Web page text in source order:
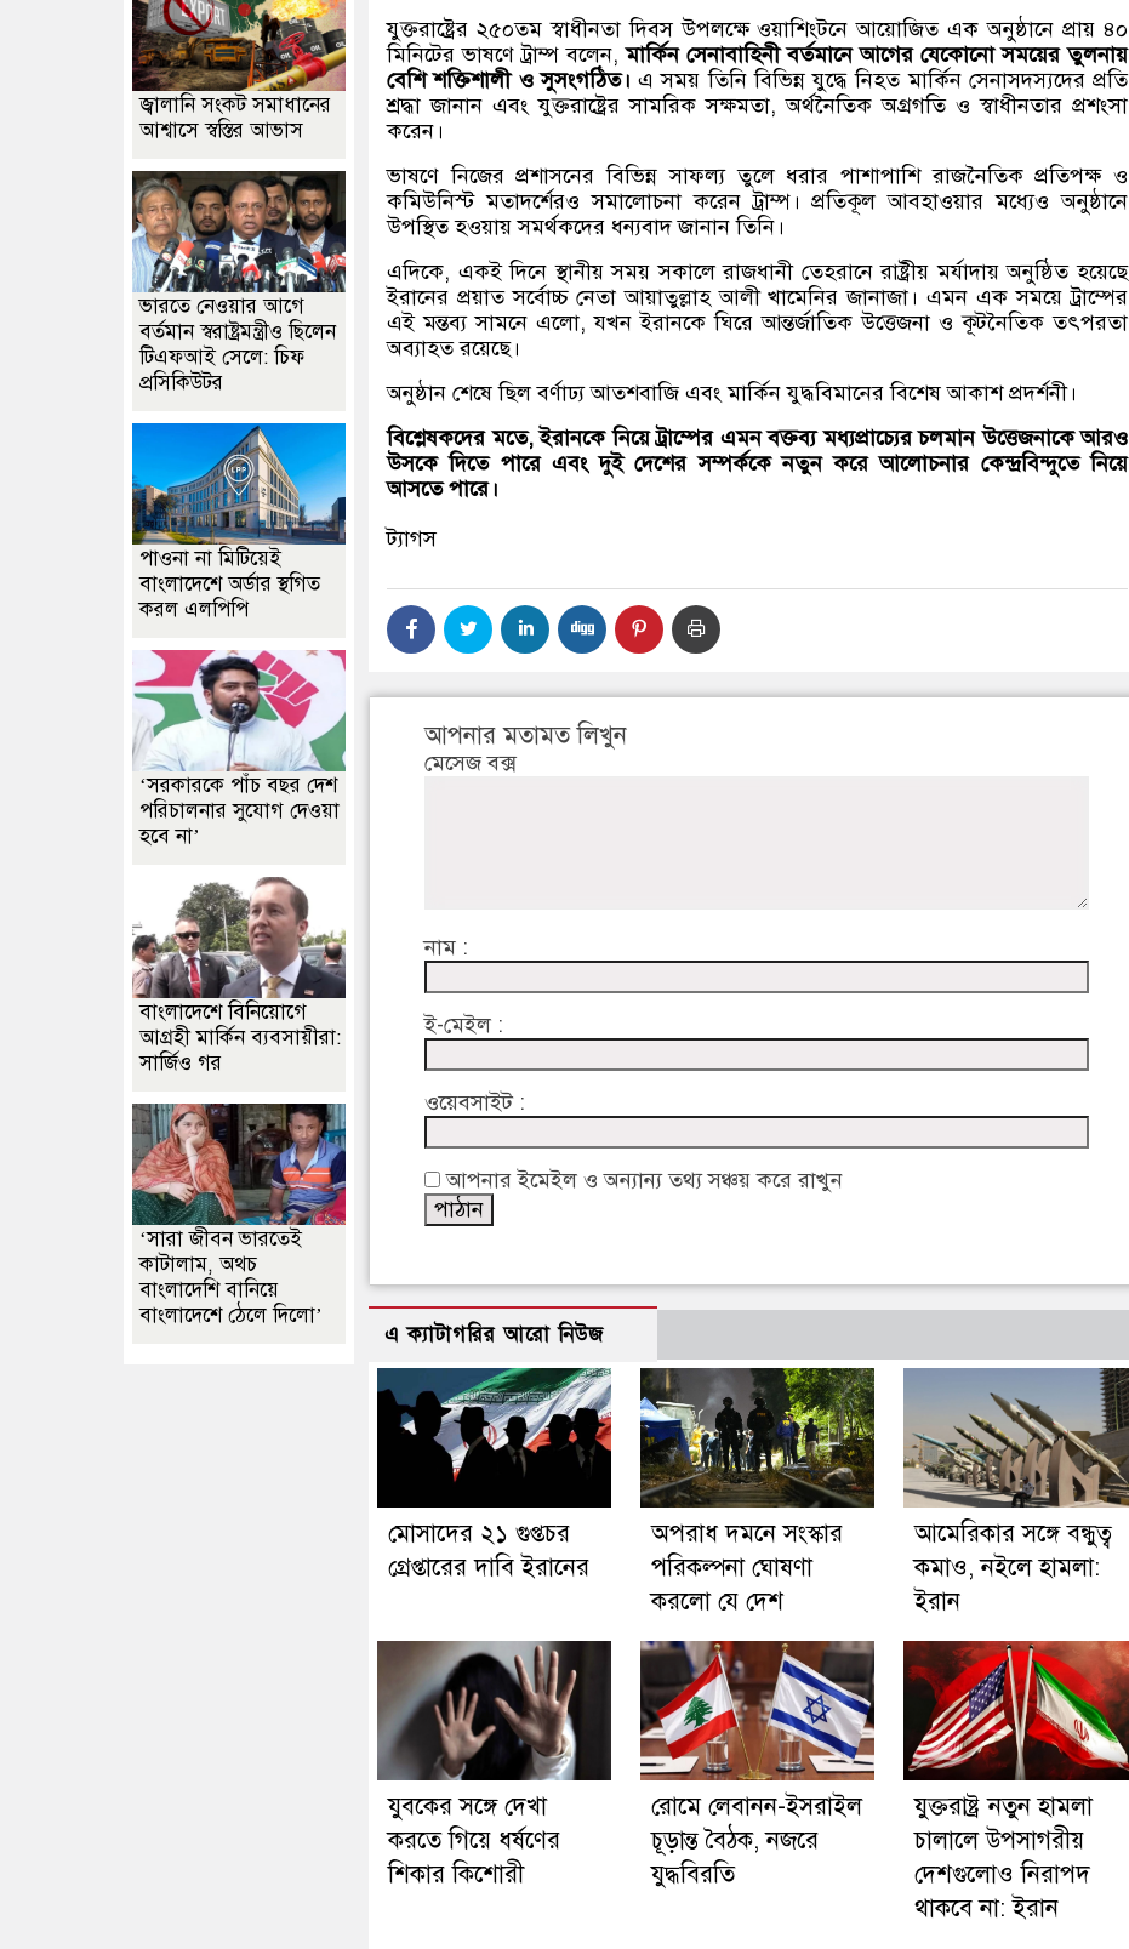
যুক্তরাষ্ট্রের ২৫০তম স্বাধীনতা দিবস উপলক্ষে ওয়াশিংটনে আয়োজিত এক অনুষ্ঠানে প্রায় ৪০
মিনিটের ভাষণে ট্রাম্প বলেন,মার্কিন সেনাবাহিনী বর্তমানে আগের যেকোনো সময়ের তুলনায়
বেশি শক্তিশালী ও সুসংগঠিত। এ সময় তিনি বিভিন্ন যুদ্ধে নিহত মার্কিন সেনাসদস্যদের প্রতি
শ্রদ্ধা জানান এবং যুক্তরাষ্ট্রের সামরিক সক্ষমতা, অর্থনৈতিক অগ্রগতি ও স্বাধীনতার প্রশংসা
করেন।
ভাষণে নিজের প্রশাসনের বিভিন্ন সাফল্য তুলে ধরার পাশাপাশি রাজনৈতিক প্রতিপক্ষ ও
কমিউনিস্ট মতাদর্শেরও সমালোচনা করেন ট্রাম্প। প্রতিকূল আবহাওয়ার মধ্যেও অনুষ্ঠানে
উপস্থিত হওয়ায় সমর্থকদের ধন্যবাদ জানান তিনি।
এদিকে, একই দিনে স্থানীয় সময় সকালে রাজধানী তেহরানে রাষ্ট্রীয় মর্যাদায় অনুষ্ঠিত হয়েছে
ইরানের প্রয়াত সর্বোচ্চ নেতা আয়াতুল্লাহ আলী খামেনির জানাজা। এমন এক সময়ে ট্রাম্পের
এই মন্তব্য সামনে এলো, যখন ইরানকে ঘিরে আন্তর্জাতিক উত্তেজনা ও কূটনৈতিক তৎপরতা
অব্যাহত রয়েছে।
অনুষ্ঠান শেষে ছিল বর্ণাঢ্য আতশবাজি এবং মার্কিন যুদ্ধবিমানের বিশেষ আকাশ প্রদর্শনী।
বিশ্লেষকদের মতে, ইরানকে নিয়ে ট্রাম্পের এমন বক্তব্য মধ্যপ্রাচ্যের চলমান উত্তেজনাকে আরও
উসকে দিতে পারে এবং দুই দেশের সম্পর্ককে নতুন করে আলোচনার কেন্দ্রবিন্দুতে নিয়ে
আসতে পারে।
ট্যাগস
আপনার মতামত লিখুন
মেসেজ বক্স
নাম :
ই-মেইল :
ওয়েবসাইট :
আপনার ইমেইল ও অন্যান্য তথ্য সঞ্চয় করে রাখুন
এ ক্যাটাগরির আরো নিউজ
মোসাদের ২১ গুপ্তচর
গ্রেপ্তারের দাবি ইরানের
অপরাধ দমনে সংস্কার
পরিকল্পনা ঘোষণা
করলো যে দেশ
আমেরিকার সঙ্গে বন্ধুত্ব
কমাও, নইলে হামলা:
ইরান
যুবকের সঙ্গে দেখা
করতে গিয়ে ধর্ষণের
শিকার কিশোরী
রোমে লেবানন-ইসরাইল
চূড়ান্ত বৈঠক, নজরে
যুদ্ধবিরতি
যুক্তরাষ্ট্র নতুন হামলা
চালালে উপসাগরীয়
দেশগুলোও নিরাপদ
থাকবে না: ইরান
জ্বালানি সংকট সমাধানের
আশ্বাসে স্বস্তির আভাস
ভারতে নেওয়ার আগে
বর্তমান স্বরাষ্ট্রমন্ত্রীও ছিলেন
টিএফআই সেলে: চিফ
প্রসিকিউটর
পাওনা না মিটিয়েই
বাংলাদেশে অর্ডার স্থগিত
করল এলপিপি
‘সরকারকে পাঁচ বছর দেশ
পরিচালনার সুযোগ দেওয়া
হবে না’
বাংলাদেশে বিনিয়োগে
আগ্রহী মার্কিন ব্যবসায়ীরা:
সার্জিও গর
‘সারা জীবন ভারতেই
কাটালাম, অথচ
বাংলাদেশি বানিয়ে
বাংলাদেশে ঠেলে দিলো’